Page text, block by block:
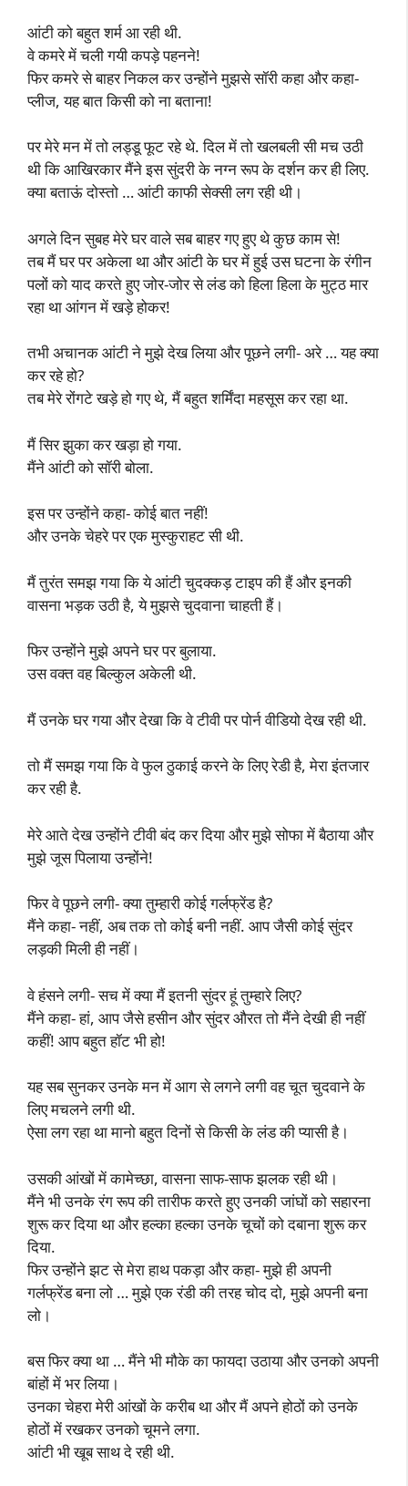
आंटी को बहुत शर्म आ रही थी.
वे कमरे में चली गयी कपड़े पहनने!
फिर कमरे से बाहर निकल कर उन्होंने मुझसे सॉरी कहा और कहा-
प्लीज, यह बात किसी को ना बताना!
पर मेरे मन में तो लड्डू फूट रहे थे. दिल में तो खलबली सी मच उठी
थी कि आखिरकार मैंने इस सुंदरी के नग्न रूप के दर्शन कर ही लिए.
क्या बताऊं दोस्तो … आंटी काफी सेक्सी लग रही थी।
अगले दिन सुबह मेरे घर वाले सब बाहर गए हुए थे कुछ काम से!
तब मैं घर पर अकेला था और आंटी के घर में हुई उस घटना के रंगीन
पलों को याद करते हुए जोर-जोर से लंड को हिला हिला के मुट्ठ मार
रहा था आंगन में खड़े होकर!
तभी अचानक आंटी ने मुझे देख लिया और पूछने लगी- अरे … यह क्या
कर रहे हो?
तब मेरे रोंगटे खड़े हो गए थे, मैं बहुत शर्मिंदा महसूस कर रहा था.
मैं सिर झुका कर खड़ा हो गया.
मैंने आंटी को सॉरी बोला.
इस पर उन्होंने कहा- कोई बात नहीं!
और उनके चेहरे पर एक मुस्कुराहट सी थी.
मैं तुरंत समझ गया कि ये आंटी चुदक्कड़ टाइप की हैं और इनकी
वासना भड़क उठी है, ये मुझसे चुदवाना चाहती हैं।
फिर उन्होंने मुझे अपने घर पर बुलाया.
उस वक्त वह बिल्कुल अकेली थी.
मैं उनके घर गया और देखा कि वे टीवी पर पोर्न वीडियो देख रही थी.
तो मैं समझ गया कि वे फुल ठुकाई करने के लिए रेडी है, मेरा इंतजार
कर रही है.
मेरे आते देख उन्होंने टीवी बंद कर दिया और मुझे सोफा में बैठाया और
मुझे जूस पिलाया उन्होंने!
फिर वे पूछने लगी- क्या तुम्हारी कोई गर्लफ्रेंड है?
मैंने कहा- नहीं, अब तक तो कोई बनी नहीं. आप जैसी कोई सुंदर
लड़की मिली ही नहीं।
वे हंसने लगी- सच में क्या मैं इतनी सुंदर हूं तुम्हारे लिए?
मैंने कहा- हां, आप जैसे हसीन और सुंदर औरत तो मैंने देखी ही नहीं
कहीं! आप बहुत हॉट भी हो!
यह सब सुनकर उनके मन में आग से लगने लगी वह चूत चुदवाने के
लिए मचलने लगी थी.
ऐसा लग रहा था मानो बहुत दिनों से किसी के लंड की प्यासी है।
उसकी आंखों में कामेच्छा, वासना साफ-साफ झलक रही थी।
मैंने भी उनके रंग रूप की तारीफ करते हुए उनकी जांघों को सहारना
शुरू कर दिया था और हल्का हल्का उनके चूचों को दबाना शुरू कर
दिया.
फिर उन्होंने झट से मेरा हाथ पकड़ा और कहा- मुझे ही अपनी
गर्लफ्रेंड बना लो … मुझे एक रंडी की तरह चोद दो, मुझे अपनी बना
लो।
बस फिर क्या था … मैंने भी मौके का फायदा उठाया और उनको अपनी
बांहों में भर लिया।
उनका चेहरा मेरी आंखों के करीब था और मैं अपने होठों को उनके
होठों में रखकर उनको चूमने लगा.
आंटी भी खूब साथ दे रही थी.